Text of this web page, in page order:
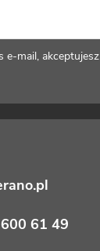
e-mail, akceptujesz
61 49